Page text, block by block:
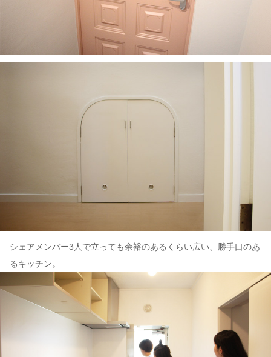
シェアメンバー3人で立っても余裕のあるくらい広い、勝手口のあ
るキッチン。